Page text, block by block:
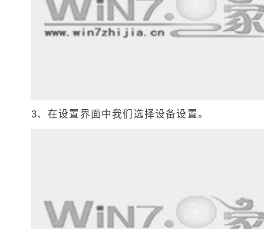
3、在设置界面中我们选择设备设置。